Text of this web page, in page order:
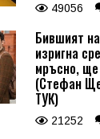
49056
Бившият
изригна
мръсно,
(Стефан
ТУК)
21252